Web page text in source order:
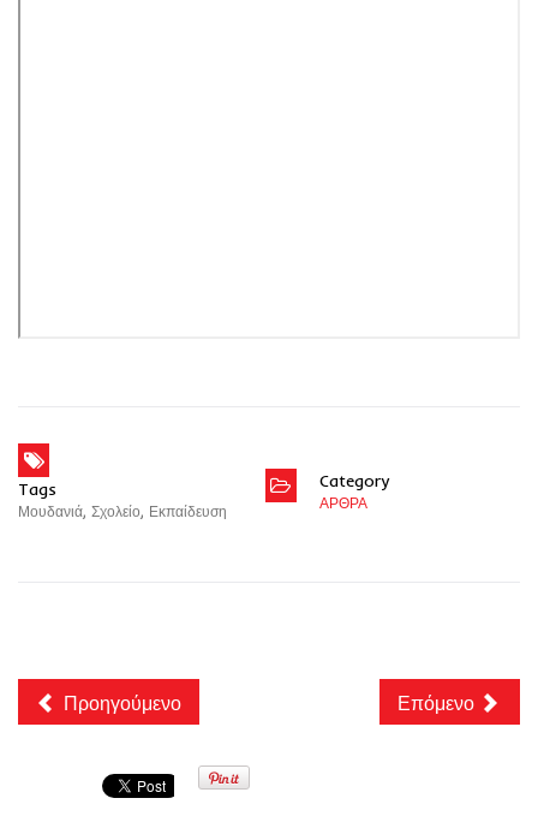
Tags
Μουδανιά, Σχολείο, Εκπαίδευση
Category
ΑΡΘΡΑ
Προηγούμενο Επόμενο